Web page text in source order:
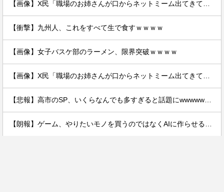
【衝撃】九州人、これをすべて生で食すｗｗｗｗ
【画像】女子バスケ部のラーメン、限界突破ｗｗｗｗ